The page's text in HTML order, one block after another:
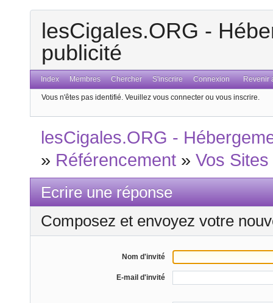
lesCigales.ORG -
publicité
Index Membres Chercher S'inscrire Connexion Revenir
Vous n'êtes pas identifié. Veuillez vous connecter ou vous inscrire.
lesCigales.ORG -
» Référencement »Vos Sites
Ecrire une réponse
Composez et envoyez votre
Nom d'invité
E-mail d'invité